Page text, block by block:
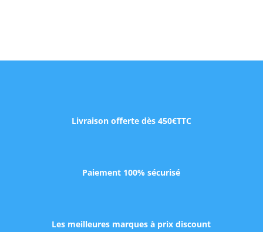
Livraison offerte dès 450€TTC
Paiement 100% sécurisé
Les meilleures marques à prix discount